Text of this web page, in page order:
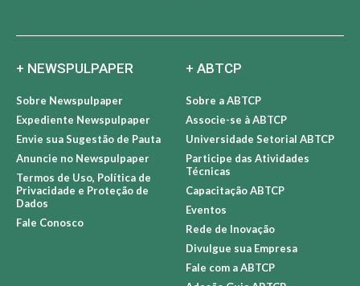
+ NEWSPULPAPER
Sobre Newspulpaper
Expediente Newspulpaper
Envie sua Sugestão de Pauta
Anuncie no Newspulpaper
Termos de Uso, Política de
Privacidade e Proteção de
Dados
Fale Conosco
+ ABTCP
Sobre a ABTCP
Associe-se à ABTCP
Universidade Setorial ABTCP
Participe das Atividades
Técnicas
Capacitação ABTCP
Eventos
Rede de Inovação
Divulgue sua Empresa
Fale com a ABTCP